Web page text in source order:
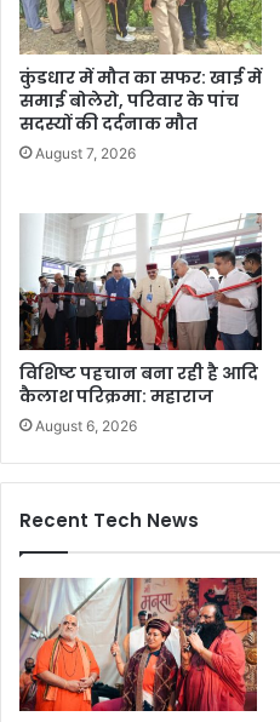
कुंडधार में मौत का सफर: खाई में
समाई बोलेरो, परिवार के पांच
सदस्यों की दर्दनाक मौत
August 7, 2026
विशिष्ट पहचान बना रही है आदि
कैलाश परिक्रमा: महाराज
August 6, 2026
Recent Tech News